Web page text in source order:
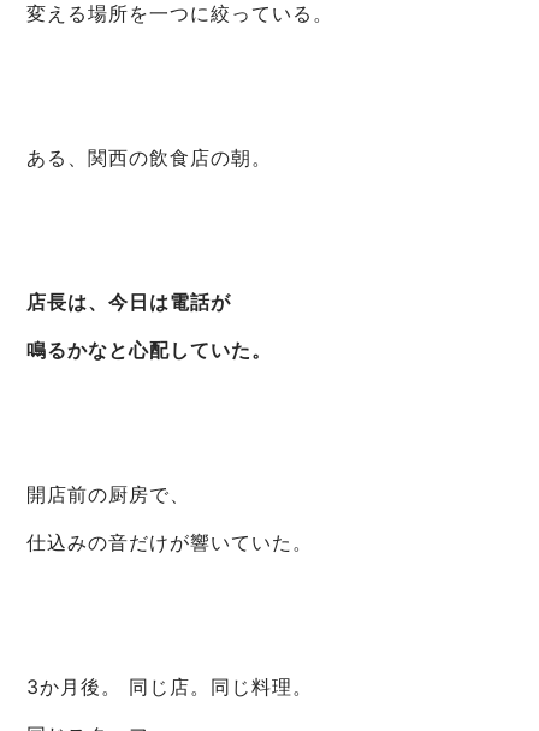
変える場所を一つに絞っている。
ある、関西の飲食店の朝。
店長は、今日は電話が
鳴るかなと心配していた。
開店前の厨房で、
仕込みの音だけが響いていた。
3か月後。 同じ店。同じ料理。